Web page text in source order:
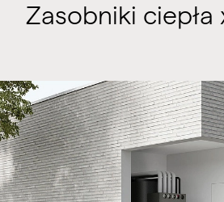
Zasobniki